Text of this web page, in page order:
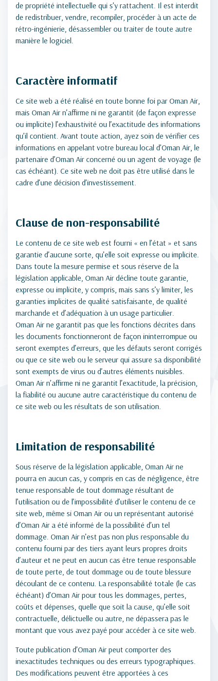
de propriété intellectuelle qui s’y rattachent. Il est interdit
de redistribuer, vendre, recompiler, procéder à un acte de
rétro-ingénierie, désassembler ou traiter de toute autre
manière le logiciel.
Caractère informatif
Ce site web a été réalisé en toute bonne foi par Oman Air,
mais Oman Air n’affirme ni ne garantit (de façon expresse
ou implicite) l’exhaustivité ou l’exactitude des informations
qu’il contient. Avant toute action, ayez soin de vérifier ces
informations en appelant votre bureau local d’Oman Air, le
partenaire d’Oman Air concerné ou un agent de voyage (le
cas échéant). Ce site web ne doit pas être utilisé dans le
cadre d’une décision d’investissement.
Clause de non-responsabilité
Le contenu de ce site web est fourni « en l’état » et sans
garantie d’aucune sorte, qu’elle soit expresse ou implicite.
Dans toute la mesure permise et sous réserve de la
législation applicable, Oman Air décline toute garantie,
expresse ou implicite, y compris, mais sans s’y limiter, les
garanties implicites de qualité satisfaisante, de qualité
marchande et d’adéquation à un usage particulier.
Oman Air ne garantit pas que les fonctions décrites dans
les documents fonctionneront de façon ininterrompue ou
seront exemptes d’erreurs, que les défauts seront corrigés
ou que ce site web ou le serveur qui assure sa disponibilité
sont exempts de virus ou d’autres éléments nuisibles.
Oman Air n’affirme ni ne garantit l’exactitude, la précision,
la fiabilité ou aucune autre caractéristique du contenu de
ce site web ou les résultats de son utilisation.
Limitation de responsabilité
Sous réserve de la législation applicable, Oman Air ne
pourra en aucun cas, y compris en cas de négligence, être
tenue responsable de tout dommage résultant de
l’utilisation ou de l’impossibilité d’utiliser le contenu de ce
site web, même si Oman Air ou un représentant autorisé
d’Oman Air a été informé de la possibilité d’un tel
dommage. Oman Air n’est pas non plus responsable du
contenu fourni par des tiers ayant leurs propres droits
d’auteur et ne peut en aucun cas être tenue responsable
de toute perte, de tout dommage ou de toute blessure
découlant de ce contenu. La responsabilité totale (le cas
échéant) d’Oman Air pour tous les dommages, pertes,
coûts et dépenses, quelle que soit la cause, qu’elle soit
contractuelle, délictuelle ou autre, ne dépassera pas le
montant que vous avez payé pour accéder à ce site web.
Toute publication d’Oman Air peut comporter des
inexactitudes techniques ou des erreurs typographiques.
Des modifications peuvent être apportées à ces